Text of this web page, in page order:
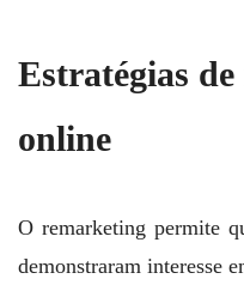
Estratégias
online
O remarketing permite
demonstraram interesse